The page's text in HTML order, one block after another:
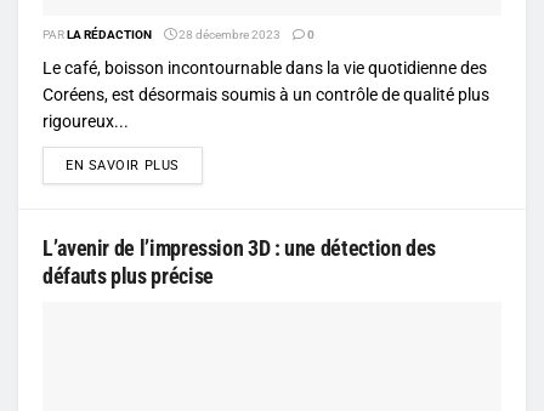
PARLA RÉDACTION 28 décembre 2023 0
Le café, boisson incontournable dans la vie quotidienne des
Coréens, est désormais soumis à un contrôle de qualité plus
rigoureux...
EN SAVOIR PLUS
L’avenir de l’impression 3D : une détection des
défauts plus précise